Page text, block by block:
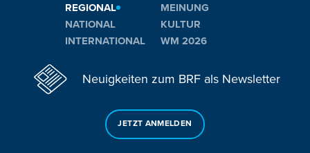
REGIONAL
NATIONAL
INTERNATIONAL
MEINUNG
KULTUR
WM 2026
Neuigkeiten zum BRF als Newsletter
JETZT ANMELDEN